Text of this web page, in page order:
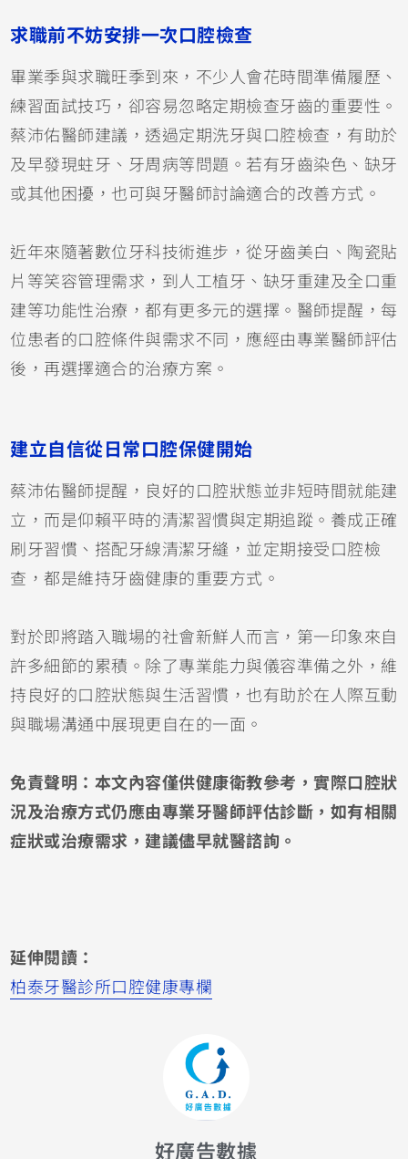
求職前不妨安排一次口腔檢查
畢業季與求職旺季到來，不少人會花時間準備履歷、
練習面試技巧，卻容易忽略定期檢查牙齒的重要性。
蔡沛佑醫師建議，透過定期洗牙與口腔檢查，有助於
及早發現蛀牙、牙周病等問題。若有牙齒染色、缺牙
或其他困擾，也可與牙醫師討論適合的改善方式。
近年來隨著數位牙科技術進步，從牙齒美白、陶瓷貼
片等笑容管理需求，到人工植牙、缺牙重建及全口重
建等功能性治療，都有更多元的選擇。醫師提醒，每
位患者的口腔條件與需求不同，應經由專業醫師評估
後，再選擇適合的治療方案。
建立自信從日常口腔保健開始
蔡沛佑醫師提醒，良好的口腔狀態並非短時間就能建
立，而是仰賴平時的清潔習慣與定期追蹤。養成正確
刷牙習慣、搭配牙線清潔牙縫，並定期接受口腔檢
查，都是維持牙齒健康的重要方式。
對於即將踏入職場的社會新鮮人而言，第一印象來自
許多細節的累積。除了專業能力與儀容準備之外，維
持良好的口腔狀態與生活習慣，也有助於在人際互動
與職場溝通中展現更自在的一面。
免責聲明：本文內容僅供健康衛教參考，實際口腔狀
況及治療方式仍應由專業牙醫師評估診斷，如有相關
症狀或治療需求，建議儘早就醫諮詢。
延伸閱讀：
柏泰牙醫診所口腔健康專欄
好廣告數據